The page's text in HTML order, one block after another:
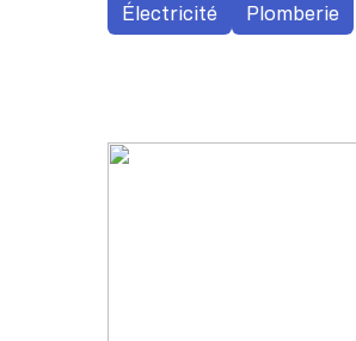
Électricité Plomberie